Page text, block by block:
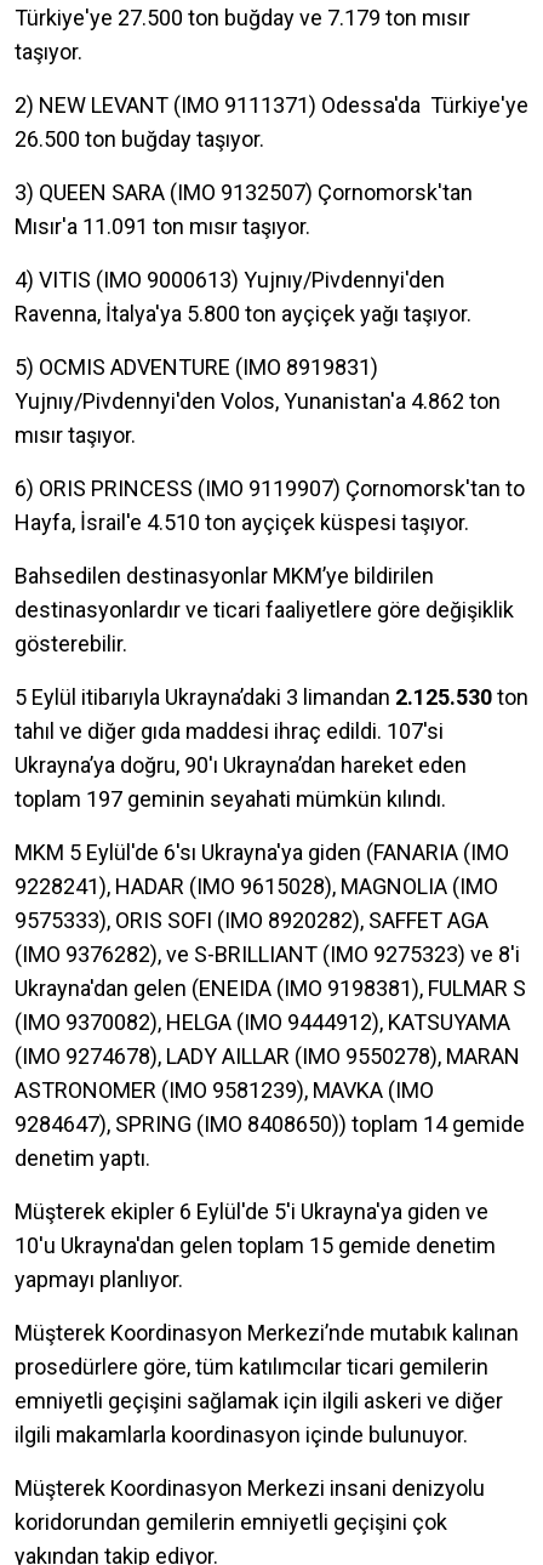
Türkiye'ye 27.500 ton buğday ve 7.179 ton mısır
taşıyor.
2) NEW LEVANT (IMO 9111371) Odessa'da Türkiye'ye
26.500 ton buğday taşıyor.
3) QUEEN SARA (IMO 9132507) Çornomorsk'tan
Mısır'a 11.091 ton mısır taşıyor.
4) VITIS (IMO 9000613) Yujnıy/Pivdennyi'den
Ravenna, İtalya'ya 5.800 ton ayçiçek yağı taşıyor.
5) OCMIS ADVENTURE (IMO 8919831)
Yujnıy/Pivdennyi'den Volos, Yunanistan'a 4.862 ton
mısır taşıyor.
6) ORIS PRINCESS (IMO 9119907) Çornomorsk'tan to
Hayfa, İsrail'e 4.510 ton ayçiçek küspesi taşıyor.
Bahsedilen destinasyonlar MKM’ye bildirilen
destinasyonlardır ve ticari faaliyetlere göre değişiklik
gösterebilir.
5 Eylül itibarıyla Ukrayna’daki 3 limandan 2.125.530ton
tahıl ve diğer gıda maddesi ihraç edildi. 107'si
Ukrayna’ya doğru, 90'ı Ukrayna’dan hareket eden
toplam 197 geminin seyahati mümkün kılındı.
MKM 5 Eylül'de 6'sı Ukrayna'ya giden (FANARIA (IMO
9228241), HADAR (IMO 9615028), MAGNOLIA (IMO
9575333), ORIS SOFI (IMO 8920282), SAFFET AGA
(IMO 9376282), ve S-BRILLIANT (IMO 9275323) ve 8'i
Ukrayna'dan gelen (ENEIDA (IMO 9198381), FULMAR S
(IMO 9370082), HELGA (IMO 9444912), KATSUYAMA
(IMO 9274678), LADY AILLAR (IMO 9550278), MARAN
ASTRONOMER (IMO 9581239), MAVKA (IMO
9284647), SPRING (IMO 8408650)) toplam 14 gemide
denetim yaptı.
Müşterek ekipler 6 Eylül'de 5'i Ukrayna'ya giden ve
10'u Ukrayna'dan gelen toplam 15 gemide denetim
yapmayı planlıyor.
Müşterek Koordinasyon Merkezi’nde mutabık kalınan
prosedürlere göre, tüm katılımcılar ticari gemilerin
emniyetli geçişini sağlamak için ilgili askeri ve diğer
ilgili makamlarla koordinasyon içinde bulunuyor.
Müşterek Koordinasyon Merkezi insani denizyolu
koridorundan gemilerin emniyetli geçişini çok
yakından takip ediyor.